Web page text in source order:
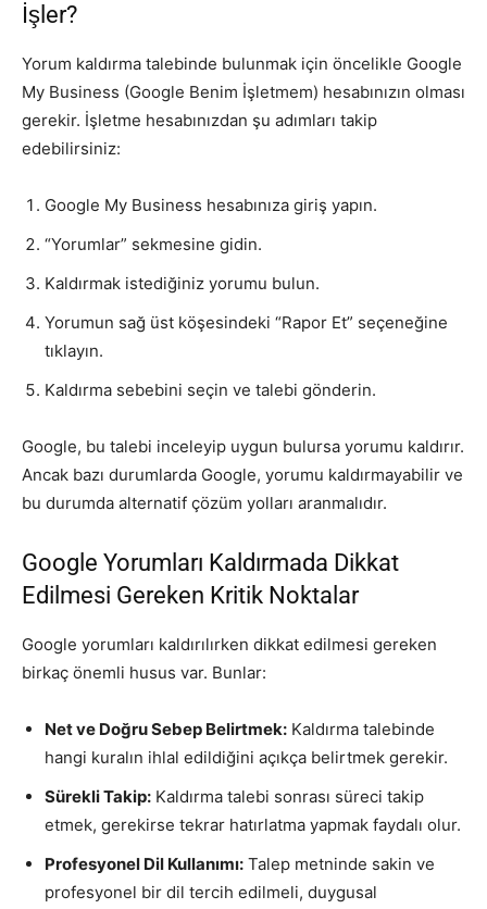
İşler?
Yorum kaldırma talebinde bulunmak için öncelikle Google
My Business (Google Benim İşletmem) hesabınızın olması
gerekir. İşletme hesabınızdan şu adımları takip
edebilirsiniz:
Google My Business hesabınıza giriş yapın.
“Yorumlar” sekmesine gidin.
Kaldırmak istediğiniz yorumu bulun.
Yorumun sağ üst köşesindeki “Rapor Et” seçeneğine
tıklayın.
Kaldırma sebebini seçin ve talebi gönderin.
Google, bu talebi inceleyip uygun bulursa yorumu kaldırır.
Ancak bazı durumlarda Google, yorumu kaldırmayabilir ve
bu durumda alternatif çözüm yolları aranmalıdır.
Google Yorumları Kaldırmada Dikkat
Edilmesi Gereken Kritik Noktalar
Google yorumları kaldırılırken dikkat edilmesi gereken
birkaç önemli husus var. Bunlar:
Net ve Doğru Sebep Belirtmek: Kaldırma talebinde
hangi kuralın ihlal edildiğini açıkça belirtmek gerekir.
Sürekli Takip: Kaldırma talebi sonrası süreci takip
etmek, gerekirse tekrar hatırlatma yapmak faydalı olur.
Profesyonel Dil Kullanımı: Talep metninde sakin ve
profesyonel bir dil tercih edilmeli, duygusal